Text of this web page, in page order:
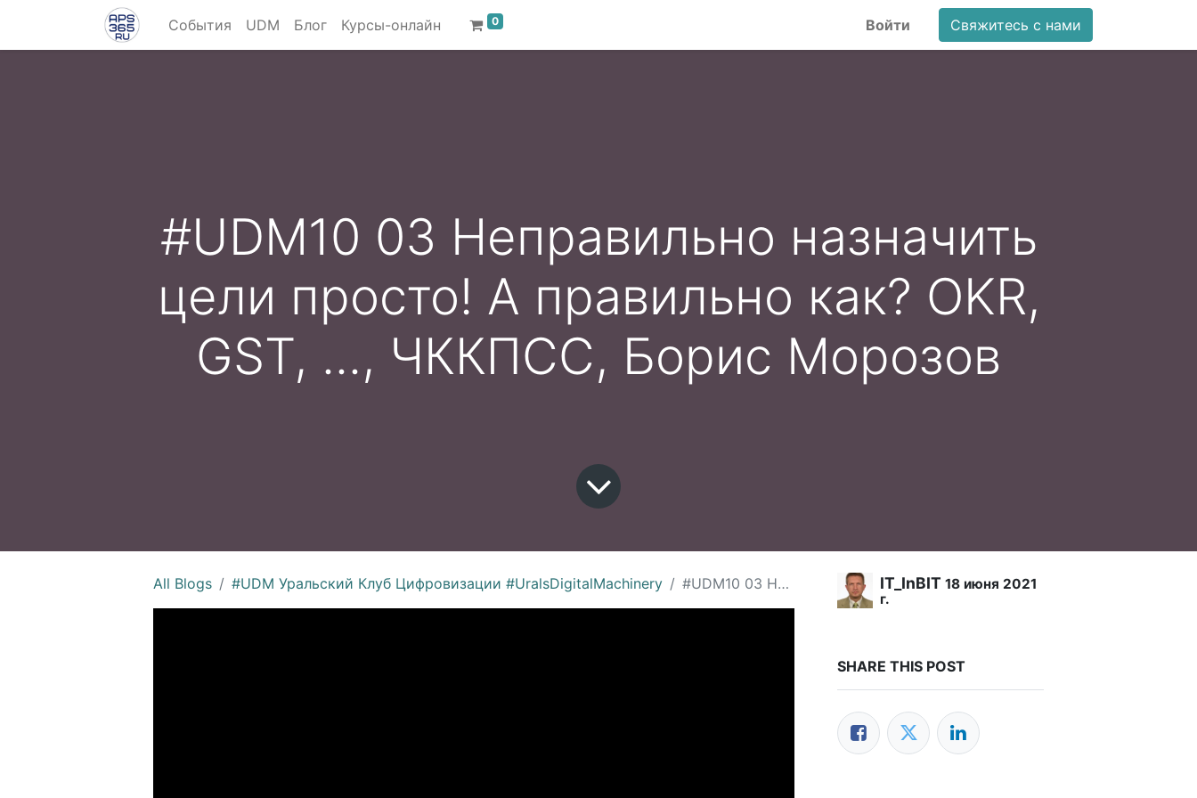
События UDM Блог Курсы-онлайн 0 Войти Свяжитесь с нами
#UDM10 03 Неправильно назначить
цели просто! А правильно как? OKR,
GST, ..., ЧККПСС, Борис Морозов
All Blogs #UDM Уральский Клуб Цифровизации #UralsDigitalMachinery #UDM10 03 Неправильно назначить цели просто! А правильно как? OKR, GST, ..., ЧККПСС, Борис Морозов IT_InBIT 18 июня 2021
г.
SHARE THIS POST